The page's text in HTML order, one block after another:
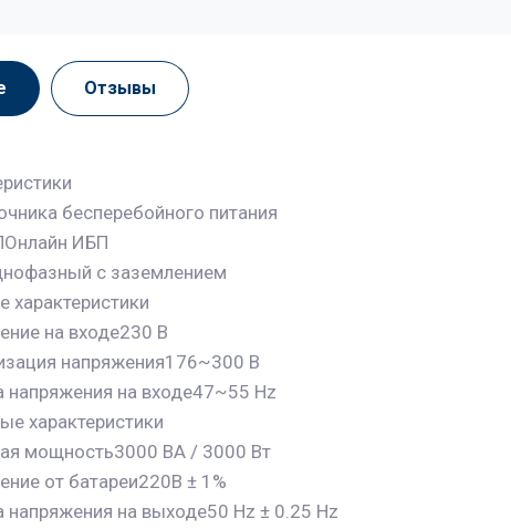
Отзывы
бесперебойного питания
ИБП
с заземлением
характеристики
на входе230 В
напряжения176~300 В
напряжения на входе47~55 Hz
характеристики
мощность3000 ВА / 3000 Вт
от батареи220В ± 1%
напряжения на выходе50 Hz ± 0.25 Hz